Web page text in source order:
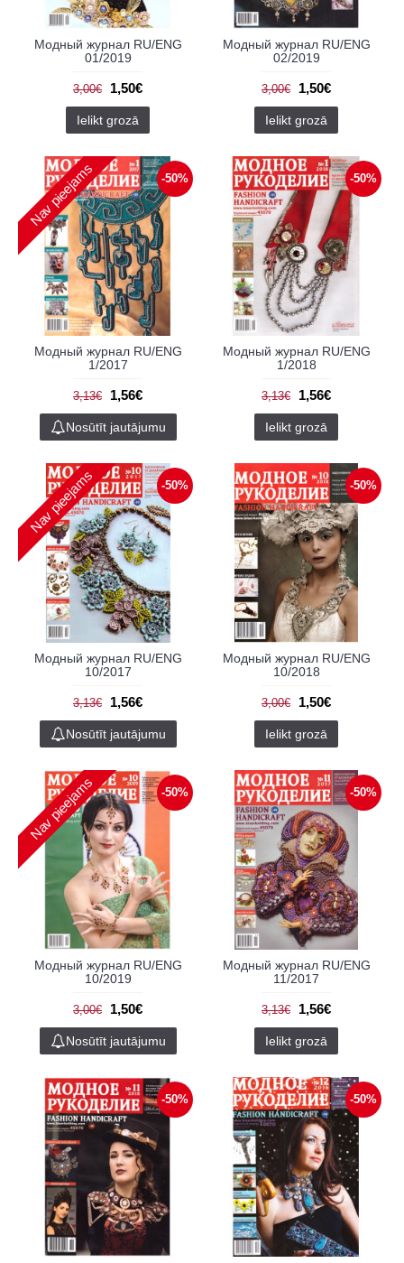
Модный журнал RU/ENG
01/2019
3,00€ 1,50€
Ielikt grozā
Модный журнал RU/ENG
02/2019
3,00€ 1,50€
Ielikt grozā
-50%
Nav pieejams
Модный журнал RU/ENG
1/2017
3,13€ 1,56€
Nosūtīt jautājumu
-50%
Модный журнал RU/ENG
1/2018
3,13€ 1,56€
Ielikt grozā
-50%
Nav pieejams
Модный журнал RU/ENG
10/2017
3,13€ 1,56€
Nosūtīt jautājumu
-50%
Модный журнал RU/ENG
10/2018
3,00€ 1,50€
Ielikt grozā
-50%
Nav pieejams
Модный журнал RU/ENG
10/2019
3,00€ 1,50€
Nosūtīt jautājumu
-50%
Модный журнал RU/ENG
11/2017
3,13€ 1,56€
Ielikt grozā
-50% -50%